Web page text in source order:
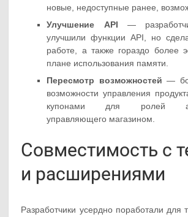
новые, недоступные ранее,
Улучшение API —
улучшили функции API, но
работе, а также гораздо более
плане использования памяти.
Пересмотр возможностей —
возможности управления
купонами для ролей
управляющего магазином.
Совместимость с
и расширениями
Разработчики усердно поработали для